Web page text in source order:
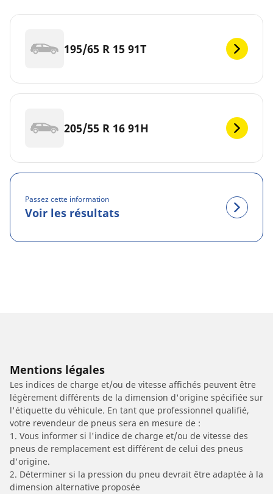
195/65 R 15 91T
205/55 R 16 91H
Passez cette information
Voir les résultats
Mentions légales
Les indices de charge et/ou de vitesse affichés peuvent être
légèrement différents de la dimension d'origine spécifiée sur
l'étiquette du véhicule. En tant que professionnel qualifié,
votre revendeur de pneus sera en mesure de :
1. Vous informer si l'indice de charge et/ou de vitesse des
pneus de remplacement est différent de celui des pneus
d'origine.
2. Déterminer si la pression du pneu devrait être adaptée à la
dimension alternative proposée